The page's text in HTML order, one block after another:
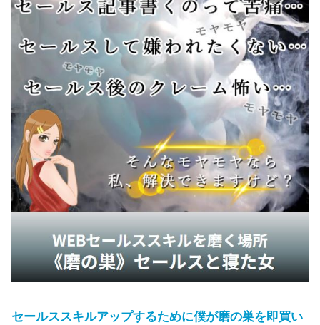
セールススキルアップするために僕が磨の巣を即買い